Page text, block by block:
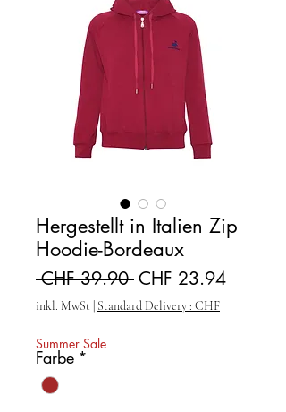
Hergestellt in Italien Zip
Hoodie-Bordeaux
CHF 39.90 Standardpreis
CHF 23.94Sale-Preis
inkl. MwSt Standard Delivery : CHF
Summer Sale
Farbe *